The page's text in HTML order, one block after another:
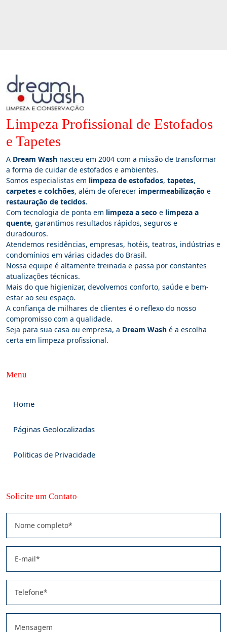
Limpeza Profissional de Estofados
e Tapetes
A Dream Wash nasceu em 2004 com a missão de transformar
a forma de cuidar de estofados e ambientes.
Somos especialistas em limpeza de estofados, tapetes,
carpetes e colchões, além de oferecer impermeabilização e
restauração de tecidos.
Com tecnologia de ponta em limpeza a seco e limpeza a
quente, garantimos resultados rápidos, seguros e
duradouros.
Atendemos residências, empresas, hotéis, teatros, indústrias e
condomínios em várias cidades do Brasil.
Nossa equipe é altamente treinada e passa por constantes
atualizações técnicas.
Mais do que higienizar, devolvemos conforto, saúde e bem-
estar ao seu espaço.
A confiança de milhares de clientes é o reflexo do nosso
compromisso com a qualidade.
Seja para sua casa ou empresa, a Dream Wash é a escolha
certa em limpeza profissional.
Menu
Home
Páginas Geolocalizadas
Politicas de Privacidade
Solicite um Contato